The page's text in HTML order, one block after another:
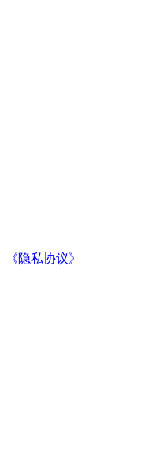
《隐私协议》